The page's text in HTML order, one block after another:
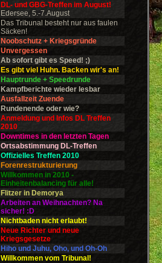
DL- und GBG-Treffen im August!
Edersee, 5.-7.August
Das Tribunal besteht nur aus faulen
Säcken!
Noobschutz + Kriegsgründe
Unvergessen
Ab sofort gibt es Speed! ;)
Es gibt viel Huhn. Backen wir's an!
Hauptrunde + Speedrunde
Kampfberichte wieder lesbar
Ausfallzeit Zuende
Rundenende oder wie?
Anmeldung und Infos DL Treffen
2010
Downtimes in den letzten Tagen
Ortsabstimmung DL-Treffen
Offizielles Treffen 2010
Forenrestrukturierung
Willkommen in 2010 -
Einheitenbalancing für alle!
Flitzer in Demorya
Arbeiten an Weihnachten? Na
sicher! :D
Nichtbaden nicht erlaubt!
Neue Richter und neue
Kriegsgesetze
Hiho und Juhu, Oho, und Oh-Oh
Willkommen vom Tribunal!